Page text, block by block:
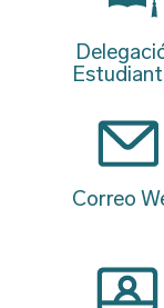
Correo